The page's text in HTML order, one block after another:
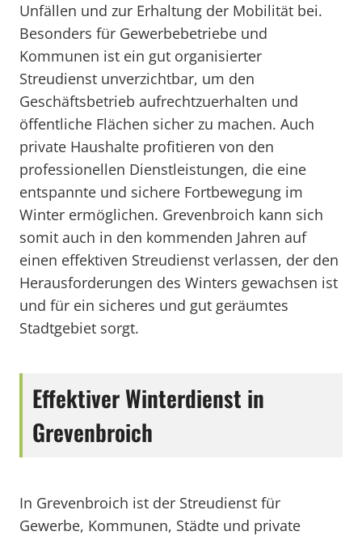
Unfällen und zur Erhaltung der Mobilität bei.
Besonders für Gewerbebetriebe und
Kommunen ist ein gut organisierter
Streudienst unverzichtbar, um den
Geschäftsbetrieb aufrechtzuerhalten und
öffentliche Flächen sicher zu machen. Auch
private Haushalte profitieren von den
professionellen Dienstleistungen, die eine
entspannte und sichere Fortbewegung im
Winter ermöglichen. Grevenbroich kann sich
somit auch in den kommenden Jahren auf
einen effektiven Streudienst verlassen, der den
Herausforderungen des Winters gewachsen ist
und für ein sicheres und gut geräumtes
Stadtgebiet sorgt.
Effektiver Winterdienst in
Grevenbroich
In Grevenbroich ist der Streudienst für
Gewerbe, Kommunen, Städte und private